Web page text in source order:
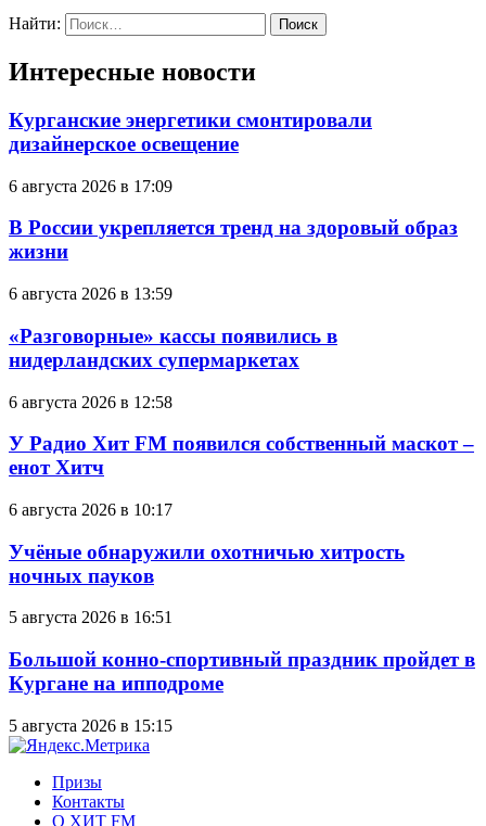
Найти:
Интересные новости
Курганские энергетики смонтировали
дизайнерское освещение
6 августа 2026 в 17:09
В России укрепляется тренд на здоровый образ
жизни
6 августа 2026 в 13:59
«Разговорные» кассы появились в
нидерландских супермаркетах
6 августа 2026 в 12:58
У Радио Хит FM появился собственный маскот –
енот Хитч
6 августа 2026 в 10:17
Учёные обнаружили охотничью хитрость
ночных пауков
5 августа 2026 в 16:51
Большой конно-спортивный праздник пройдет в
Кургане на ипподроме
5 августа 2026 в 15:15
Призы
Контакты
О ХИТ FM